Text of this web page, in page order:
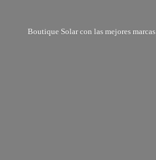
Boutique Solar con las mejores marcas